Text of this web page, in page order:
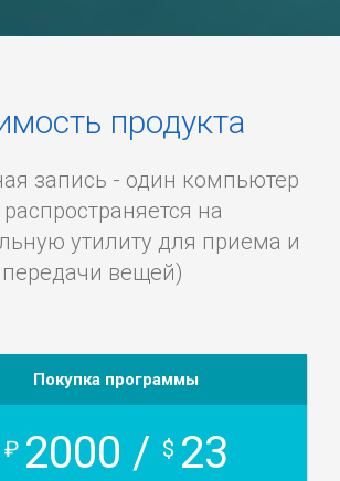
продукта
запись - один компьютер
на
утилиту для приема и
передачи вещей)
Покупка программы
₽ 2000 / $ 23